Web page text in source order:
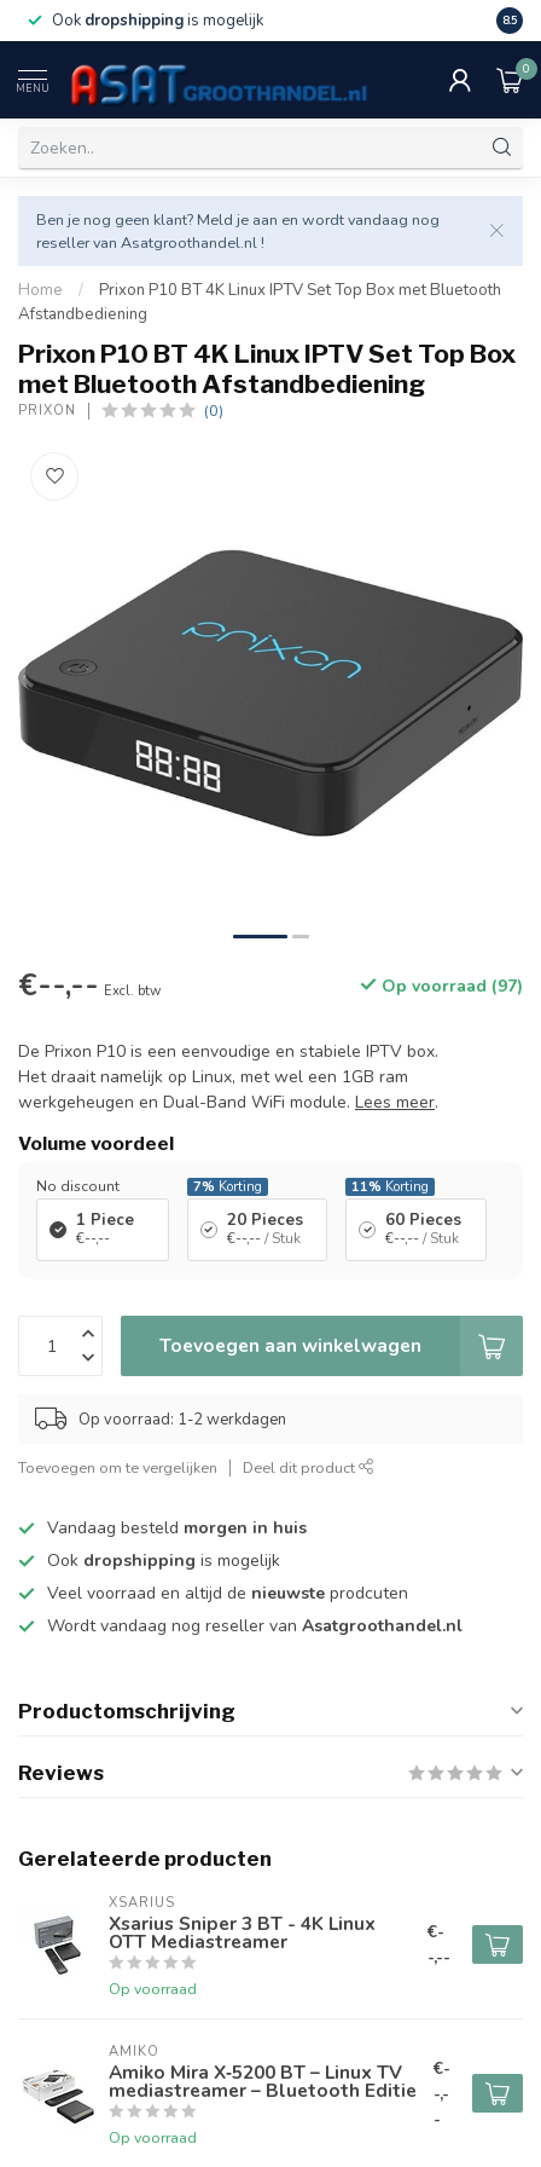
Ook dropshippingis mogelijk Veel
8.5
MENU
0
Ben je nog geen klant? Meld je aan en wordt vandaag nog
reseller van Asatgroothandel.nl !
Home /
Prixon P10 BT 4K Linux IPTV Set Top Box met Bluetooth
Afstandbediening
Prixon P10 BT 4K Linux IPTV Set Top Box
met Bluetooth Afstandbediening
PRIXON (0)
€--,-- Excl. btw Op voorraad (97)
De Prixon P10 is een eenvoudige en stabiele IPTV box.
Het draait namelijk op Linux, met wel een 1GB ram
werkgeheugen en Dual-Band WiFi module. Lees meer.
Volume voordeel
No discount
1 Piece
€--,--
7% Korting
20 Pieces
€--,-- / Stuk
11% Korting
60 Pieces
€--,-- / Stuk
Toevoegen aan winkelwagen
Op voorraad: 1-2 werkdagen
Toevoegen om te vergelijken Deel dit product
Vandaag besteld morgen in huis
Ook dropshipping is mogelijk
Veel voorraad en altijd de nieuwste prodcuten
Wordt vandaag nog reseller van Asatgroothandel.nl
Productomschrijving
Reviews
Gerelateerde producten
XSARIUS
Xsarius Sniper 3 BT - 4K Linux
OTT Mediastreamer
Op voorraad
€-
-,--
AMIKO
Amiko Mira X‑5200 BT – Linux TV
mediastreamer – Bluetooth Editie
Op voorraad
€-
-,-
-